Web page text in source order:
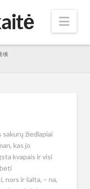
頃
sakurų žiedlapiai
kas jo
kvapais ir visi
ir šalta, – na,